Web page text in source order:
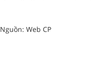
Nguồn: Web CP